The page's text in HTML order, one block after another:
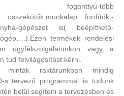
foganttyú-több
összekötők,munkalap fordítók,-
gépészet is( beépíthető-
termékek rendelési
ügyfélszolgálatunkon vagy a
tud felvilágosítást kérni.
minták raktárunkban mindig
s tervező programmal is tudunk
belül segíteni a tervezésben és